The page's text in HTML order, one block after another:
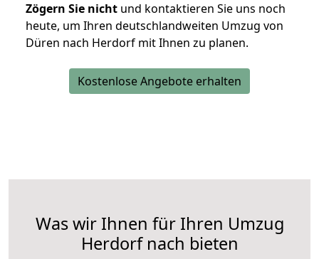
Zögern Sie nicht und kontaktieren Sie uns noch
heute, um Ihren deutschlandweiten Umzug von
Düren nach Herdorf mit Ihnen zu planen.
Kostenlose Angebote erhalten
Was wir Ihnen für Ihren Umzug
Herdorf nach bieten